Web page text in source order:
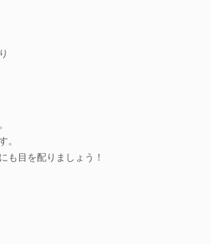
。
も目を配りましょう！